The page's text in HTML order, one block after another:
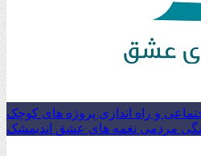
و راه اندازی پروژه های کوچک
مردمی نغمه های عشق اندیمشک